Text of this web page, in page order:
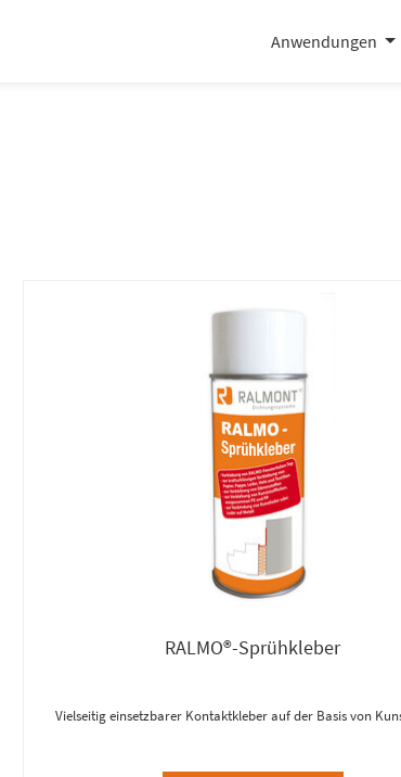
Anwendungen
RALMO®-Sprühkleber
Vielseitig einsetzbarer Kontaktkleber auf der Basis von